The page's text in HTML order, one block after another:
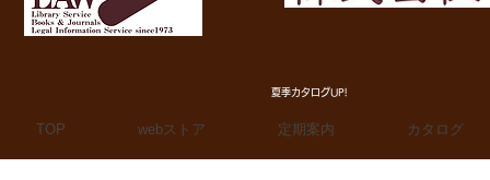
夏季カタログUP!
TOP webストア 定期案内 カタログ